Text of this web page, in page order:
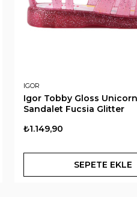
IGOR
Igor Tobby Gloss
Sandalet Fucsia Glitter
₺1.149,90
SEPETE EKLE